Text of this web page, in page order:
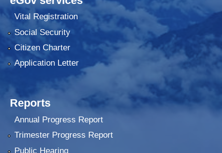
Vital Registration
Social Security
Citizen Charter
Application Letter
Reports
Annual Progress Report
Trimester Progress Report
Public Hearing